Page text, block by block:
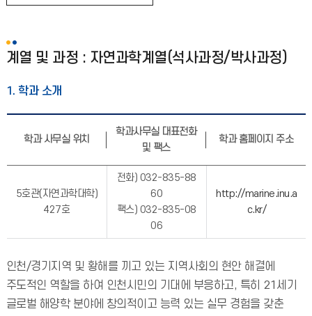
계열 및 과정 : 자연과학계열(석사과정/박사과정)
1. 학과 소개
학과 사무실 위치
학과사무실 대표전화
및 팩스
학과 홈페이지 주소
5호관(자연과학대학)
427호
전화) 032-835-88
60
팩스) 032-835-08
06
http://marine.inu.a
c.kr/
인천/경기지역 및 황해를 끼고 있는 지역사회의 현안 해결에
주도적인 역할을 하여 인천시민의 기대에 부응하고, 특히 21세기
글로벌 해양학 분야에 창의적이고 능력 있는 실무 경험을 갖춘